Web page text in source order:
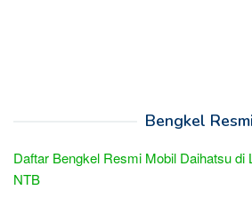
Bengkel Resmi
Daftar Bengkel Resmi Mobil Daihatsu di
NTB